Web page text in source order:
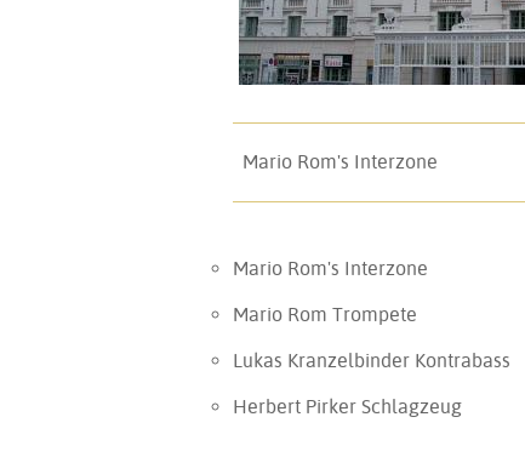
Mario Rom's Interzone
Mario Rom's Interzone
Mario Rom Trompete
Lukas Kranzelbinder Kontrabass
Herbert Pirker Schlagzeug